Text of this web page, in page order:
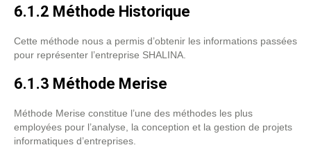
6.1.2 Méthode Historique
Cette méthode nous a permis d’obtenir les informations passées
pour représenter l’entreprise SHALINA.
6.1.3 Méthode Merise
Méthode Merise constitue l’une des méthodes les plus
employées pour l’analyse, la conception et la gestion de projets
informatiques d’entreprises.